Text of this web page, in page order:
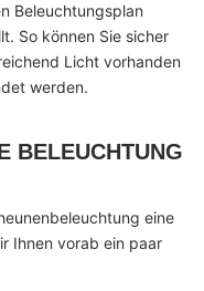
Beleuchtungsplan
So können Sie sicher
Licht vorhanden
werden.
BELEUCHTUNG
eine
Ihnen vorab ein paar